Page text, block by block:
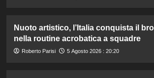
Nuoto artistico, l’Italia conquista il
nella routine acrobatica a squadre
Roberto Parisi 5 Agosto 2026 : 20:20